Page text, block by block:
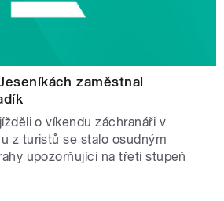
zaměstnal
o víkendu záchranáři v
z turistů se stalo osudným
upozorňující na třetí stupeň